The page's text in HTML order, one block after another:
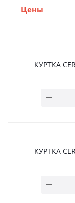
Цены
КУРТКА
КУРТКА